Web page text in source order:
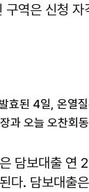
역은 신청 자
담보대출 연
다. 담보대출